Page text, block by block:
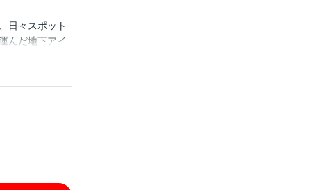
日々スポット
んだ地下アイ
※この作品は